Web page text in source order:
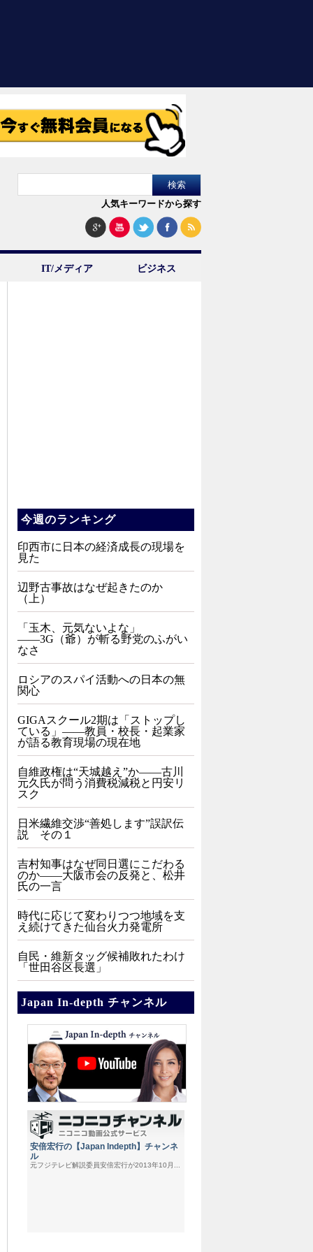
人気キーワードから探す
IT/メディア ビジネス
今週のランキング
印西市に日本の経済成長の現場を
見た
辺野古事故はなぜ起きたのか
（上）
「玉木、元気ないよな」
――3G（爺）が斬る野党のふがい
なさ
ロシアのスパイ活動への日本の無
関心
GIGAスクール2期は「ストップし
ている」——教員・校長・起業家
が語る教育現場の現在地
自維政権は“天城越え”か――古川
元久氏が問う消費税減税と円安リ
スク
日米繊維交渉“善処します”誤訳伝
説 その１
吉村知事はなぜ同日選にこだわる
のか――大阪市会の反発と、松井
氏の一言
時代に応じて変わりつつ地域を支
え続けてきた仙台火力発電所
自民・維新タッグ候補敗れたわけ
「世田谷区長選」
Japan In-depth チャンネル